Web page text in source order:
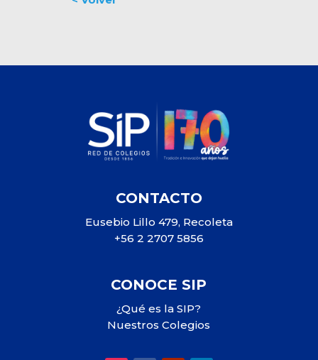
CONTACTO
Eusebio Lillo 479, Recoleta
+56 2 2707 5856
CONOCE SIP
¿Qué es la SIP?
Nuestros Colegios